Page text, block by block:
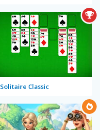
Solitaire Classic